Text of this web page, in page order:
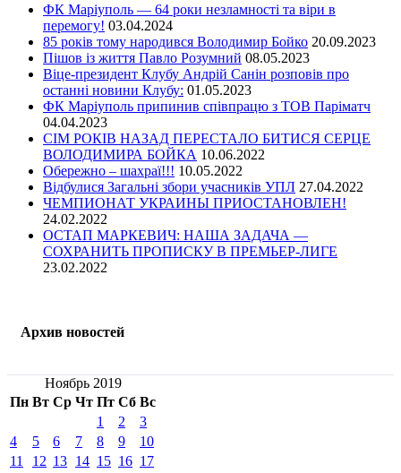
ФК Маріуполь — 64 роки незламності та віри в
перемогу! 03.04.2024
85 років тому народився Володимир Бойко 20.09.2023
Пішов із життя Павло Розумний 08.05.2023
Віце-президент Клубу Андрій Санін розповів про
останні новини Клубу: 01.05.2023
ФК Маріуполь припинив співпрацю з ТОВ Паріматч
04.04.2023
СІМ РОКІВ НАЗАД ПЕРЕСТАЛО БИТИСЯ СЕРЦЕ
ВОЛОДИМИРА БОЙКА 10.06.2022
Обережно – шахраї!!! 10.05.2022
Відбулися Загальні збори учасників УПЛ 27.04.2022
ЧЕМПИОНАТ УКРАИНЫ ПРИОСТАНОВЛЕН!
24.02.2022
ОСТАП МАРКЕВИЧ: НАША ЗАДАЧА —
СОХРАНИТЬ ПРОПИСКУ В ПРЕМЬЕР-ЛИГЕ
23.02.2022
Архив новостей
Ноябрь 2019
Пн Вт Ср Чт Пт Сб Вс
1
2
3
4
5 6 7 8 9
10
11
12 13 14 15 16 17